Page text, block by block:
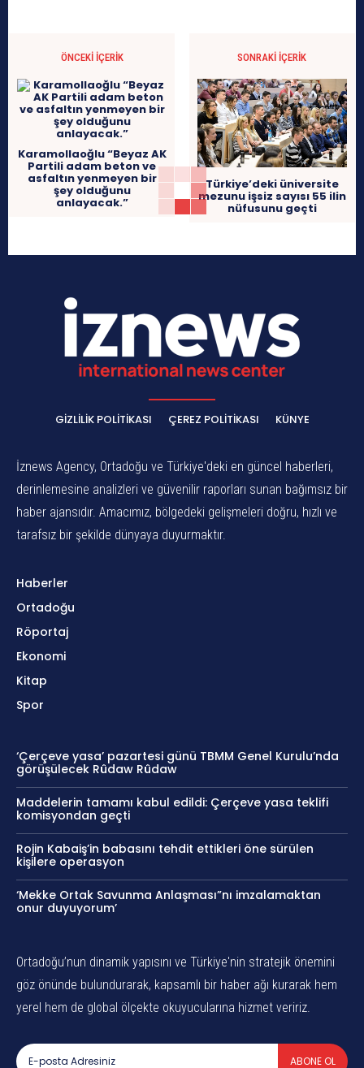
ÖNCEKI İÇERIK
Karamollaoğlu “Beyaz AK
Partili adam beton ve
asfaltın yenmeyen bir
şey olduğunu
anlayacak.”
SONRAKI İÇERIK
Türkiye’deki üniversite
mezunu işsiz sayısı 55 ilin
nüfusunu geçti
GIZLILIK POLITIKASI ÇEREZ POLITIKASI KÜNYE
İznews Agency, Ortadoğu ve Türkiye'deki en güncel haberleri,
derinlemesine analizleri ve güvenilir raporları sunan bağımsız bir
haber ajansıdır. Amacımız, bölgedeki gelişmeleri doğru, hızlı ve
tarafsız bir şekilde dünyaya duyurmaktır.
Haberler
Ortadoğu
Röportaj
Ekonomi
Kitap
Spor
‘Çerçeve yasa’ pazartesi günü TBMM Genel Kurulu’nda
görüşülecek Rûdaw Rûdaw
Maddelerin tamamı kabul edildi: Çerçeve yasa teklifi
komisyondan geçti
Rojin Kabaiş’in babasını tehdit ettikleri öne sürülen
kişilere operasyon
‘Mekke Ortak Savunma Anlaşması”nı imzalamaktan
onur duyuyorum’
Ortadoğu’nun dinamik yapısını ve Türkiye'nin stratejik önemini
göz önünde bulundurarak, kapsamlı bir haber ağı kurarak hem
yerel hem de global ölçekte okuyucularına hizmet veririz.
ABONE OL